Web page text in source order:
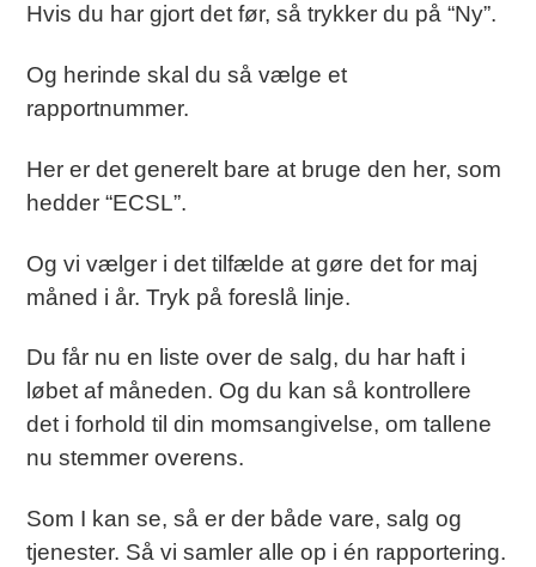
Hvis du har gjort det før, så trykker du på “Ny”.
Og herinde skal du så vælge et
rapportnummer.
Her er det generelt bare at bruge den her, som
hedder “ECSL”.
Og vi vælger i det tilfælde at gøre det for maj
måned i år. Tryk på foreslå linje.
Du får nu en liste over de salg, du har haft i
løbet af måneden. Og du kan så kontrollere
det i forhold til din momsangivelse, om tallene
nu stemmer overens.
Som I kan se, så er der både vare, salg og
tjenester. Så vi samler alle op i én rapportering.